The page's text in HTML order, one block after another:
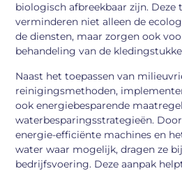
biologisch afbreekbaar zijn. Deze
verminderen niet alleen de
de diensten, maar zorgen ook
behandeling van de
Naast het toepassen van
reinigingsmethoden,
ook energiebesparende
waterbesparingsstrategieën.
energie-efficiënte machines en
water waar mogelijk, dragen ze
bedrijfsvoering. Deze aanpak